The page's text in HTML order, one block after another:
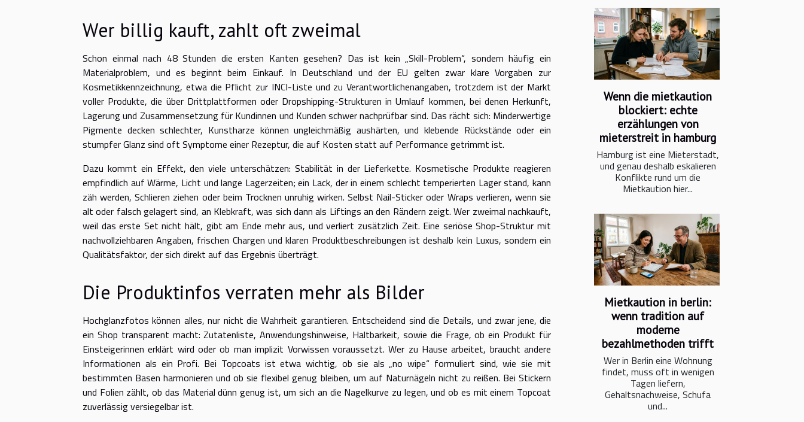
Wer billig kauft, zahlt oft zweimal
Schon einmal nach 48 Stunden die ersten Kanten gesehen? Das ist kein „Skill-Problem“, sondern häufig ein
Materialproblem, und es beginnt beim Einkauf. In Deutschland und der EU gelten zwar klare Vorgaben zur
Kosmetikkennzeichnung, etwa die Pflicht zur INCI-Liste und zu Verantwortlichenangaben, trotzdem ist der Markt
voller Produkte, die über Drittplattformen oder Dropshipping-Strukturen in Umlauf kommen, bei denen Herkunft,
Lagerung und Zusammensetzung für Kundinnen und Kunden schwer nachprüfbar sind. Das rächt sich: Minderwertige
Pigmente decken schlechter, Kunstharze können ungleichmäßig aushärten, und klebende Rückstände oder ein
stumpfer Glanz sind oft Symptome einer Rezeptur, die auf Kosten statt auf Performance getrimmt ist.
Dazu kommt ein Effekt, den viele unterschätzen: Stabilität in der Lieferkette. Kosmetische Produkte reagieren
empfindlich auf Wärme, Licht und lange Lagerzeiten; ein Lack, der in einem schlecht temperierten Lager stand, kann
zäh werden, Schlieren ziehen oder beim Trocknen unruhig wirken. Selbst Nail-Sticker oder Wraps verlieren, wenn sie
alt oder falsch gelagert sind, an Klebkraft, was sich dann als Liftings an den Rändern zeigt. Wer zweimal nachkauft,
weil das erste Set nicht hält, gibt am Ende mehr aus, und verliert zusätzlich Zeit. Eine seriöse Shop-Struktur mit
nachvollziehbaren Angaben, frischen Chargen und klaren Produktbeschreibungen ist deshalb kein Luxus, sondern ein
Qualitätsfaktor, der sich direkt auf das Ergebnis überträgt.
Die Produktinfos verraten mehr als Bilder
Hochglanzfotos können alles, nur nicht die Wahrheit garantieren. Entscheidend sind die Details, und zwar jene, die
ein Shop transparent macht: Zutatenliste, Anwendungshinweise, Haltbarkeit, sowie die Frage, ob ein Produkt für
Einsteigerinnen erklärt wird oder ob man implizit Vorwissen voraussetzt. Wer zu Hause arbeitet, braucht andere
Informationen als ein Profi. Bei Topcoats ist etwa wichtig, ob sie als „no wipe“ formuliert sind, wie sie mit
bestimmten Basen harmonieren und ob sie flexibel genug bleiben, um auf Naturnägeln nicht zu reißen. Bei Stickern
und Folien zählt, ob das Material dünn genug ist, um sich an die Nagelkurve zu legen, und ob es mit einem Topcoat
zuverlässig versiegelbar ist.
Wenn die mietkaution
blockiert: echte
erzählungen von
mieterstreit in hamburg
Hamburg ist eine Mieterstadt,
und genau deshalb eskalieren
Konflikte rund um die
Mietkaution hier...
Mietkaution in berlin:
wenn tradition auf
moderne
bezahlmethoden trifft
Wer in Berlin eine Wohnung
findet, muss oft in wenigen
Tagen liefern,
Gehaltsnachweise, Schufa
und...